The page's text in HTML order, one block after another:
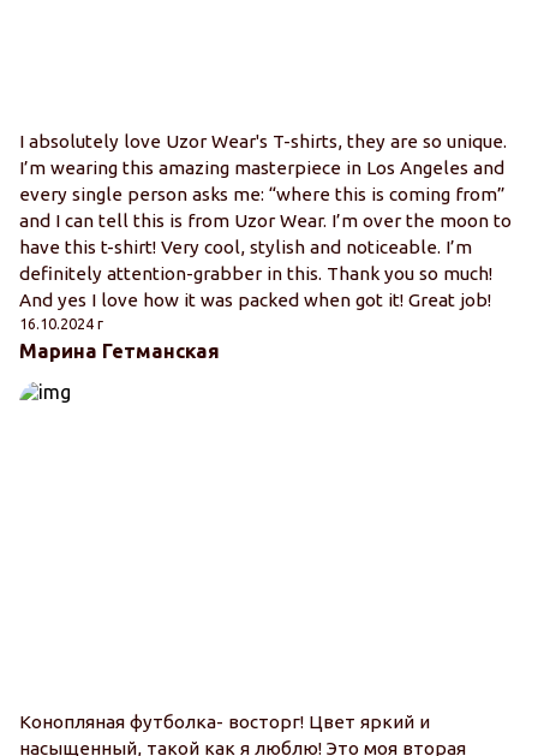
I absolutely love Uzor Wear's T-shirts, they are so unique.
I’m wearing this amazing masterpiece in Los Angeles and
every single person asks me: “where this is coming from”
and I can tell this is from Uzor Wear. I’m over the moon to
have this t-shirt! Very cool, stylish and noticeable. I’m
definitely attention-grabber in this. Thank you so much!
And yes I love how it was packed when got it! Great job!
16.10.2024 г
Марина Гетманская
Конопляная футболка- восторг! Цвет яркий и
насыщенный, такой как я люблю! Это моя вторая